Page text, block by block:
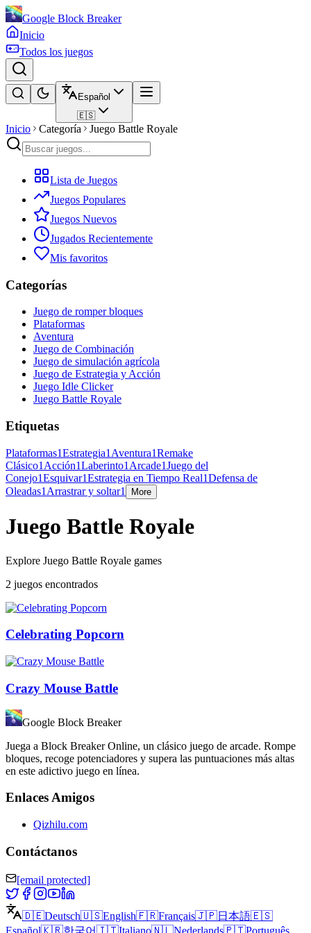
Google Block Breaker
Inicio
Todos los juegos
Español
🇪🇸
Inicio Categoría Juego Battle Royale
Lista de Juegos
Juegos Populares
Juegos Nuevos
Jugados Recientemente
Mis favoritos
Categorías
Juego de romper bloques
Plataformas
Aventura
Juego de Combinación
Juego de simulación agrícola
Juego de Estrategia y Acción
Juego Idle Clicker
Juego Battle Royale
Etiquetas
Plataformas1Estrategia1 Aventura1Remake
Clásico1 Acción1Laberinto1 Arcade1Juego del
Conejo1Esquivar1Estrategia en Tiempo Real1Defensa de
Oleadas1 Arrastrar y soltar1 More
Juego Battle Royale
Explore Juego Battle Royale games
2 juegos encontrados
Celebrating Popcorn
Crazy Mouse Battle
Google Block Breaker
Juega a Block Breaker Online, un clásico juego de arcade. Rompe
bloques, recoge potenciadores y supera las puntuaciones más altas
en este adictivo juego en línea.
Enlaces Amigos
Qizhilu.com
Contáctanos
[email protected]
🇩🇪Deutsch🇺🇸English🇫🇷Français🇯🇵日本語🇪🇸
Español🇰🇷한국어🇮🇹Italiano🇳🇱Nederlands🇵🇹Português